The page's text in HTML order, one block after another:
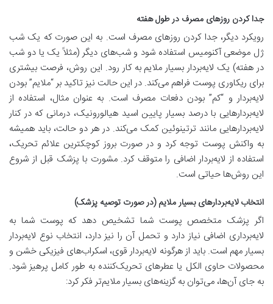
جدا کردن روزهای مصرف در طول هفته
رویکرد دیگر، جدا کردن روزهای مصرف است. به این صورت که یک شب
ژل موضعی آکنومیس استفاده شود و شب‌های دیگر (مثلاً یک یا دو شب
در هفته) یک لایه‌بردار بسیار ملایم به کار رود. این روش، فرصت بیشتری
برای ریکاوری پوست فراهم می‌کند. در این حالت نیز تاکید بر “ملایم” بودن
لایه‌بردار و “کم” بودن دفعات مصرف است. به عنوان مثال، استفاده از
لایه‌بردارهایی با درصد بسیار پایین اسید هیالورونیک، درمانی که در کنار
لایه‌بردارهایی مانند ترتینوئین کمک می‌کند. در هر دو حالت، باید همیشه
به واکنش پوست توجه کرد و در صورت بروز کوچکترین علائم تحریک،
استفاده از لایه‌بردار اضافی را متوقف کرد. مشورت با پزشک قبل از شروع
این روش‌ها حیاتی است.
انتخاب لایه‌بردارهای بسیار ملایم (در صورت توصیه پزشک)
اگر پزشک متخصص پوست شما تشخیص دهد که پوست شما به
لایه‌برداری اضافی نیاز دارد و تحمل آن را نیز دارد، انتخاب نوع لایه‌بردار
بسیار مهم است. باید از هرگونه لایه‌بردار قوی، اسکراب‌های فیزیکی خشن و
محصولات حاوی الکل یا عطرهای تحریک‌کننده به طور کامل پرهیز شود.
به جای آن‌ها، می‌توان به گزینه‌های بسیار ملایم‌تر فکر کرد: